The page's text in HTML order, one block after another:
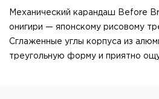
Механический карандаш Before
онигири — японскому рисовому
Сглаженные углы корпуса из
треугольную форму и приятно